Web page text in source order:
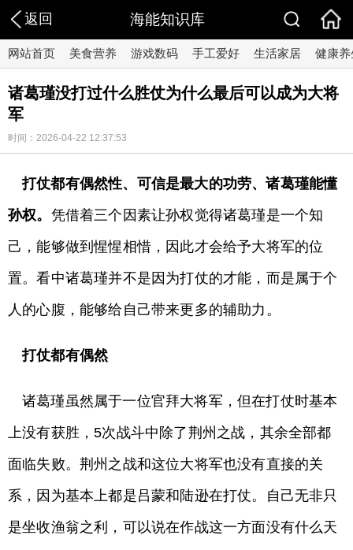
返回 海能知识库
网站首页 美食营养 游戏数码 手工爱好 生活家居 健康养
诸葛瑾没打过什么胜仗为什么最后可以成为大将
军
时间：2026-04-22 12:37:53
打仗都有偶然性、可信是最大的功劳、诸葛瑾能懂
孙权。 凭借着三个因素让孙权觉得诸葛瑾是一个知
己，能够做到惺惺相惜，因此才会给予大将军的位
置。看中诸葛瑾并不是因为打仗的才能，而是属于个
人的心腹，能够给自己带来更多的辅助力。
打仗都有偶然
诸葛瑾虽然属于一位官拜大将军，但在打仗时基本
上没有获胜，5次战斗中除了荆州之战，其余全部都
面临失败。荆州之战和这位大将军也没有直接的关
系，因为基本上都是吕蒙和陆逊在打仗。自己无非只
是坐收渔翁之利，可以说在作战这一方面没有什么天